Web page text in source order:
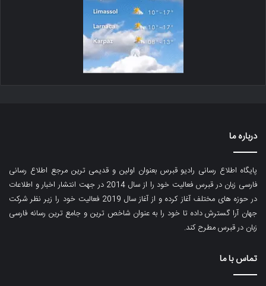
درباره ما
پایگاه اطلاع رسانی رادیو قبرس بعنوان اولین و قدیمی ترین مرجع اطلاع رسانی
فارسی زبان در قبرس فعالیت خود را از سال 2014 در جهت انتشار اخبار و اطلاعات
در حوزه های مختلف آغاز کرده و از آغاز سال 2019 فعالیت خود را زیر نظر شرکت
جهان آرا گسترش داده تا خود را به عنوان شاخص ترین و جامع ترین رسانه فارسی
زبان در قبرس مطرح کند.
تماس با ما